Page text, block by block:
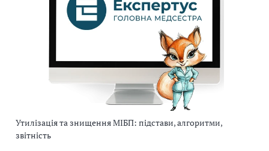
Утилізація та знищення МІБП: підстави, алгоритми,
звітність